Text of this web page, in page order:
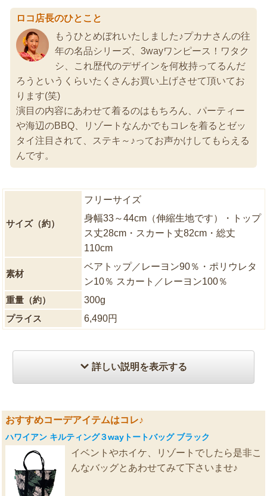
ロコ店長のひとこと
もうひとめぼれいたしました♪プカナさんの往
年の名品シリーズ、3wayワンピース！ワタク
シ、これ歴代のデザインを何枚持ってるんだ
ろうというくらいたくさんお買い上げさせて頂いてお
ります(笑)
演目の内容にあわせて着るのはもちろん、パーティー
や海辺のBBQ、リゾートなんかでもコレを着るとゼッ
タイ注目されて、ステキ～♪ってお声かけしてもらえる
んです。
サイズ（約）
フリーサイズ
身幅33～44cm（伸縮生地です）・トップ
ス丈28cm・スカート丈82cm・総丈
110cm
素材
ベアトップ／レーヨン90％・ポリウレタ
ン10％ スカート／レーヨン100％
重量（約）
300g
プライス
6,490円
詳しい説明を表示する
おすすめコーデアイテムはコレ♪
ハワイアン キルティング３wayトートバッグ ブラック
イベントやホイケ、リゾートでしたら是非こ
んなバッグとあわせてみて下さいませ♪